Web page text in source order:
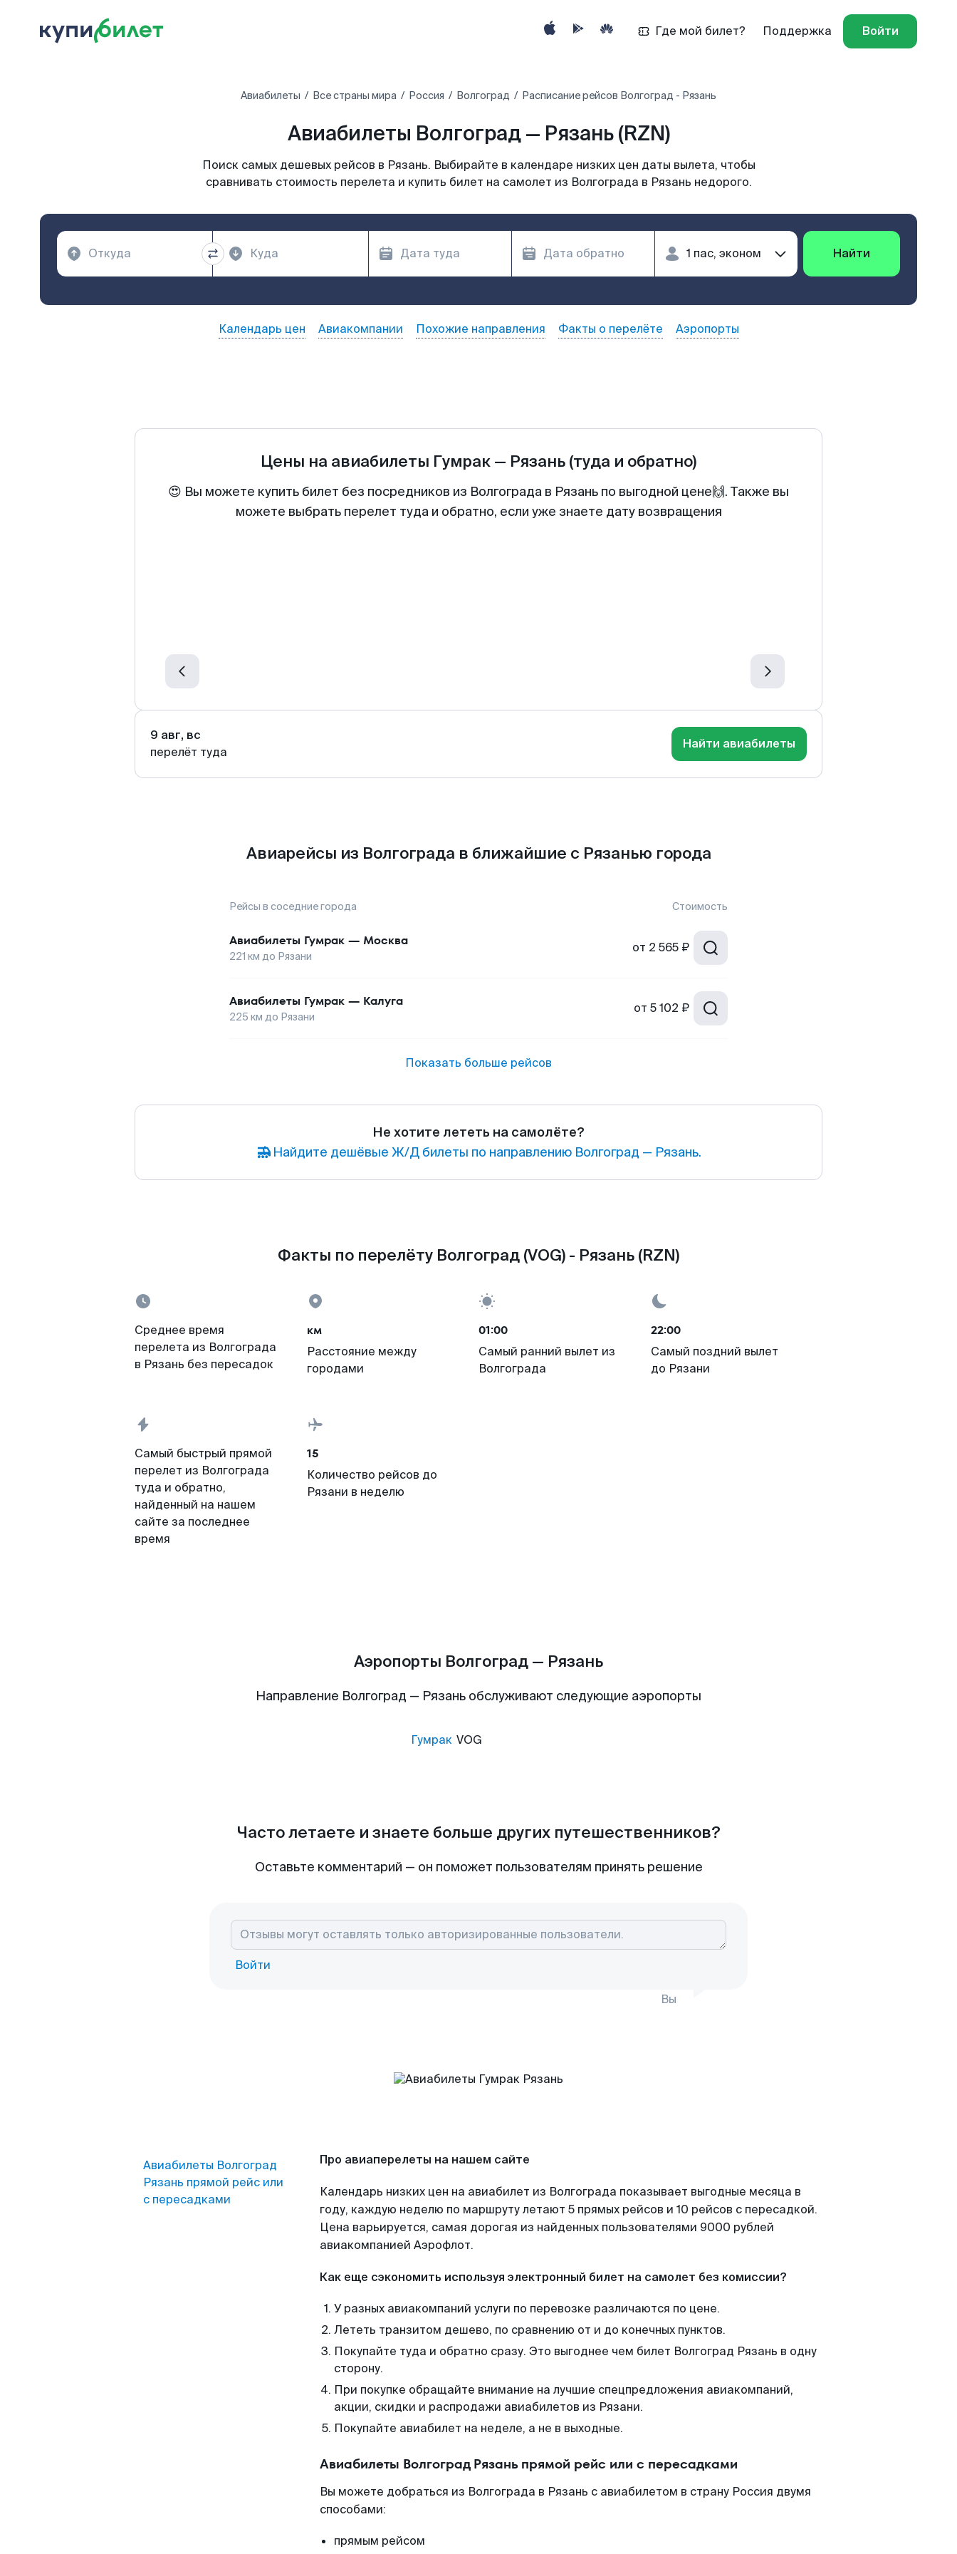
Где мой билет? Поддержка Войти
Авиабилеты Все страны мира Россия Волгоград Расписание рейсов Волгоград - Рязань
Авиабилеты Волгоград — Рязань (RZN)
Поиск самых дешевых рейсов в Рязань. Выбирайте в календаре низких цен даты вылета, чтобы
сравнивать стоимость перелета и купить билет на самолет из Волгограда в Рязань недорого.
Найти
Календарь цен Авиакомпании Похожие направления Факты о перелёте Аэропорты
Цены на авиабилеты Гумрак — Рязань (туда и обратно)
😍 Вы можете купить билет без посредников из Волгограда в Рязань по выгодной цене🙌. Также вы
можете выбрать перелет туда и обратно, если уже знаете дату возвращения
9 авг, вс
перелёт туда
Найти авиабилеты
Авиарейсы из Волгограда в ближайшие с Рязанью города
Рейсы в соседние города Стоимость
Авиабилеты Гумрак — Москва
221 км до Рязани
от 2 565 ₽
Авиабилеты Гумрак — Калуга
225 км до Рязани
от 5 102 ₽
Показать больше рейсов
Не хотите лететь на самолёте?
Найдите дешёвые Ж/Д билеты по направлению Волгоград — Рязань.
Факты по перелёту Волгоград (VOG) - Рязань (RZN)
Среднее время
перелета из Волгограда
в Рязань без пересадок
км
Расстояние между
городами
01:00
Самый ранний вылет из
Волгограда
22:00
Самый поздний вылет
до Рязани
Самый быстрый прямой
перелет из Волгограда
туда и обратно,
найденный на нашем
сайте за последнее
время
15
Количество рейсов до
Рязани в неделю
Аэропорты Волгоград — Рязань
Направление Волгоград — Рязань обслуживают следующие аэропорты
Гумрак VOG
Часто летаете и знаете больше других путешественников?
Оставьте комментарий — он поможет пользователям принять решение
Войти
Вы
Авиабилеты Волгоград
Рязань прямой рейс или
с пересадками
Про авиаперелеты на нашем сайте
Календарь низких цен на авиабилет из Волгограда показывает выгодные месяца в
году, каждую неделю по маршруту летают 5 прямых рейсов и 10 рейсов с пересадкой.
Цена варьируется, самая дорогая из найденных пользователями 9000 рублей
авиакомпанией Аэрофлот.
Как еще сэкономить используя электронный билет на самолет без комиссии?
У разных авиакомпаний услуги по перевозке различаются по цене.
Лететь транзитом дешево, по сравнению от и до конечных пунктов.
Покупайте туда и обратно сразу. Это выгоднее чем билет Волгоград Рязань в одну
сторону.
При покупке обращайте внимание на лучшие спецпредложения авиакомпаний,
акции, скидки и распродажи авиабилетов из Рязани.
Покупайте авиабилет на неделе, а не в выходные.
Авиабилеты Волгоград Рязань прямой рейс или с пересадками
Вы можете добраться из Волгограда в Рязань с авиабилетом в страну Россия двумя
способами:
прямым рейсом